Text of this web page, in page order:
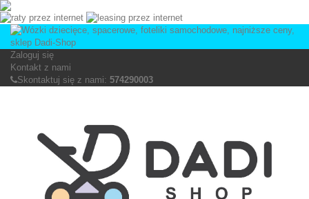
Zaloguj się
Kontakt z nami
Skontaktuj się z nami: 574290003